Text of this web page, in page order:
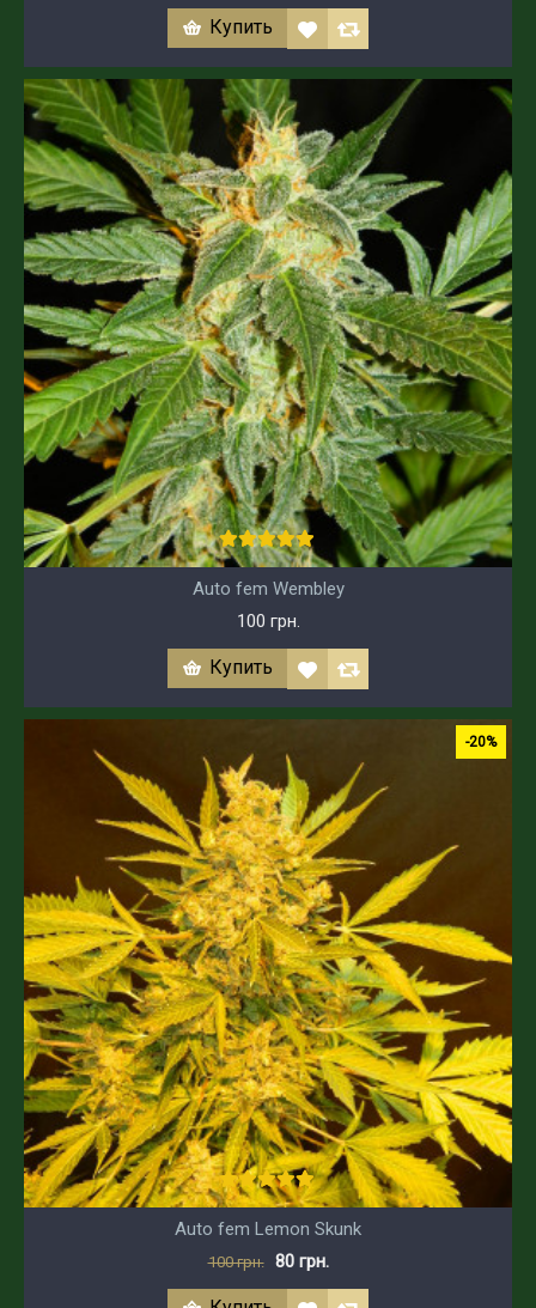
Купить
Auto fem Wembley
100 грн.
Купить
-20%
Auto fem Lemon Skunk
100 грн. 80 грн.